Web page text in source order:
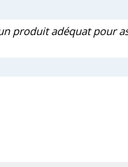
produit adéquat pour